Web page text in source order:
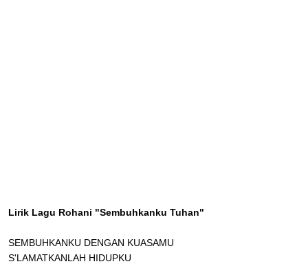
Lirik Lagu Rohani "Sembuhkanku Tuhan"
SEMBUHKANKU DENGAN KUASAMU
S'LAMATKANLAH HIDUPKU